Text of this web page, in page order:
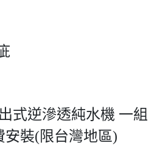
式逆滲透純水機 一組
安裝(限台灣地區)